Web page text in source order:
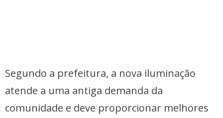
Segundo a prefeitura, a nova iluminação
atende a uma antiga demanda da
comunidade e deve proporcionar melhores